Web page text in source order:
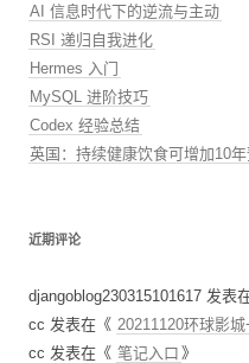
AI 信息时代下的逆流与主动
RSI 递归自我进化
Hermes 入门
MySQL 进阶技巧
Codex 经验总结
英国：持续健康饮食可增加10
近期评论
djangoblog230315101617 发表
cc 发表在《 20211120环球影
cc 发表在《 笔记入口 》